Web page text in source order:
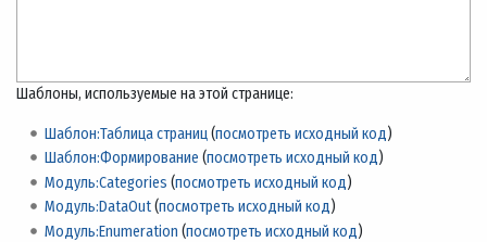
Шаблоны, используемые на этой странице:
Шаблон:Таблица страниц(посмотреть исходный код)
Шаблон:Формирование (посмотреть исходный код)
Модуль:Categories (посмотреть исходный код)
Модуль:DataOut(посмотреть исходный код)
Модуль:Enumeration (посмотреть исходный код)